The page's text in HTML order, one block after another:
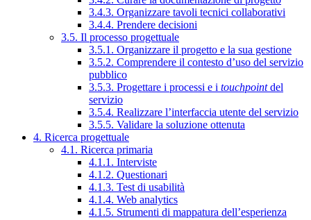
3.4.3. Organizzare tavoli tecnici collaborativi
3.4.4. Prendere decisioni
3.5. Il processo progettuale
3.5.1. Organizzare il progetto e la sua gestione
3.5.2. Comprendere il contesto d’uso del servizio
pubblico
3.5.3. Progettare i processi e i touchpointdel
servizio
3.5.4. Realizzare l’interfaccia utente del servizio
3.5.5. Validare la soluzione ottenuta
4. Ricerca progettuale
4.1. Ricerca primaria
4.1.1. Interviste
4.1.2. Questionari
4.1.3. Test di usabilità
4.1.4. Web analytics
4.1.5. Strumenti di mappatura dell’esperienza